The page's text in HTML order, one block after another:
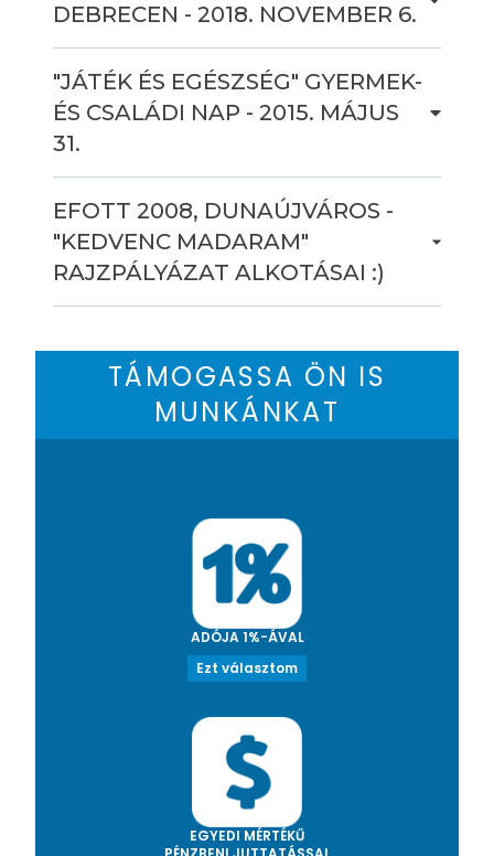
DEBRECEN - 2018. NOVEMBER 6.
"JÁTÉK ÉS EGÉSZSÉG" GYERMEK-
ÉS CSALÁDI NAP - 2015. MÁJUS
31.
EFOTT 2008, DUNAÚJVÁROS -
"KEDVENC MADARAM"
RAJZPÁLYÁZAT ALKOTÁSAI :)
TÁMOGASSA ÖN IS
MUNKÁNKAT
ADÓJA 1%-ÁVAL
Ezt választom
EGYEDI MÉRTÉKŰ